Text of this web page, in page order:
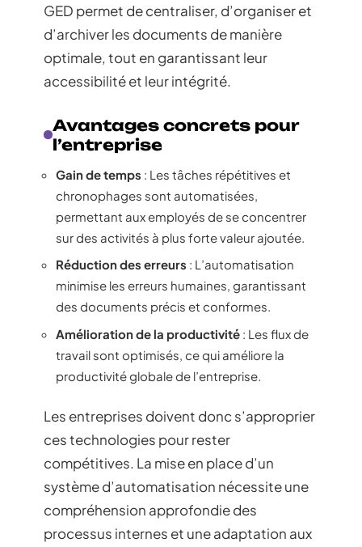
GED permet de centraliser, d’organiser et
d’archiver les documents de manière
optimale, tout en garantissant leur
accessibilité et leur intégrité.
Avantages concrets pour
l’entreprise
Gain de temps : Les tâches répétitives et
chronophages sont automatisées,
permettant aux employés de se concentrer
sur des activités à plus forte valeur ajoutée.
Réduction des erreurs : L’automatisation
minimise les erreurs humaines, garantissant
des documents précis et conformes.
Amélioration de la productivité : Les flux de
travail sont optimisés, ce qui améliore la
productivité globale de l’entreprise.
Les entreprises doivent donc s’approprier
ces technologies pour rester
compétitives. La mise en place d’un
système d’automatisation nécessite une
compréhension approfondie des
processus internes et une adaptation aux